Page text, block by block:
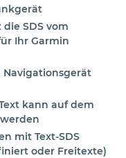
SDS vom
Ihr Garmin
kann auf dem
mit Text-SDS
oder Freitexte)